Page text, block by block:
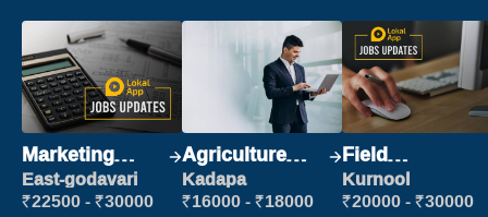
Marketing
Executive
East-godavari
₹22500 - ₹30000
Agriculture
Labour
Kadapa
₹16000 - ₹18000
Field
Marketing
Executive
Kurnool
₹20000 - ₹30000